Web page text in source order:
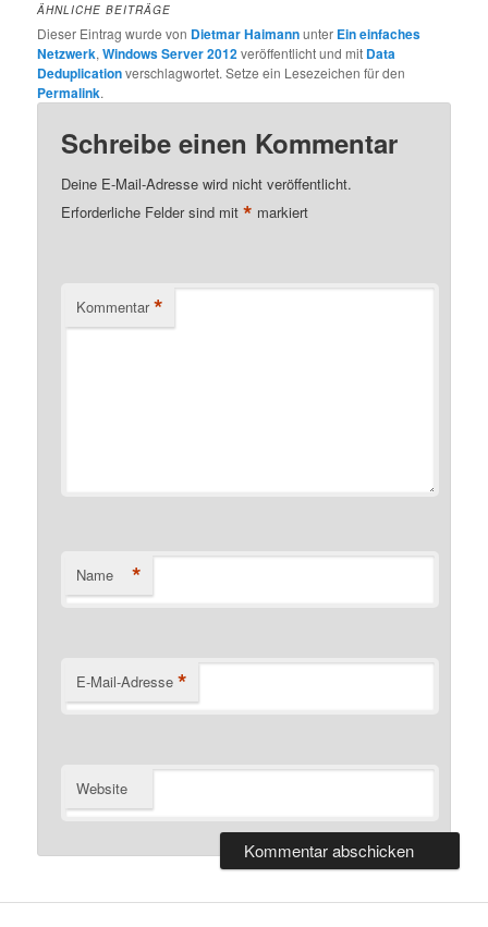
ÄHNLICHE BEITRÄGE
Dieser Eintrag wurde von Dietmar Haimannunter Ein einfaches
Netzwerk,Windows Server 2012veröffentlicht und mit Data
Deduplicationverschlagwortet. Setze ein Lesezeichen für den
Permalink.
Schreibe einen Kommentar
Deine E-Mail-Adresse wird nicht veröffentlicht.
Erforderliche Felder sind mit* markiert
Kommentar *
Name *
E-Mail-Adresse *
Website